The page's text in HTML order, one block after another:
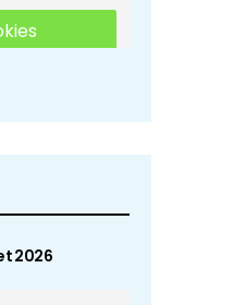
Redes
2026